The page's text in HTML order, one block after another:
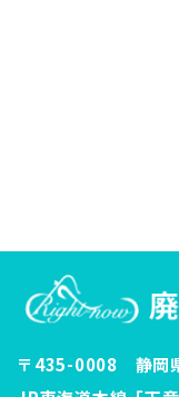
〒435-0008 静岡